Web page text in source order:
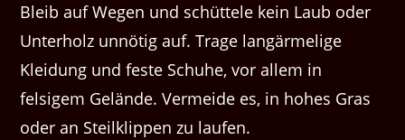
Bleib auf Wegen und schüttele kein Laub oder
Unterholz unnötig auf. Trage langärmelige
Kleidung und feste Schuhe, vor allem in
felsigem Gelände. Vermeide es, in hohes Gras
oder an Steilklippen zu laufen.